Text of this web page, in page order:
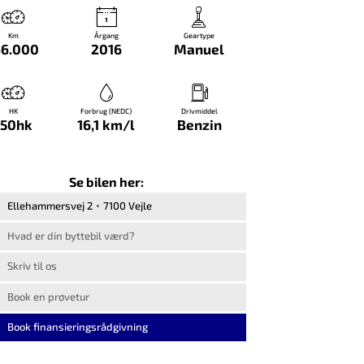
Km Årgang
2016
Geartype
Manuel
HK Forbrug (NEDC)
16,1 km/l
Drivmiddel
Benzin
Se bilen her:
Ellehammersvej 2 7100 Vejle
Hvad er din byttebil værd?
Skriv til os
Book en prøvetur
Book finansieringsrådgivning